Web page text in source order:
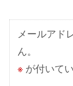
ョ
ン
メールアド
ん。
※が付いて